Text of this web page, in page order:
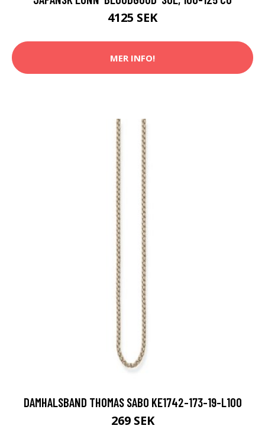
4125 SEK
MER INFO!
DAMHALSBAND THOMAS SABO KE1742-173-19-L100
269 SEK